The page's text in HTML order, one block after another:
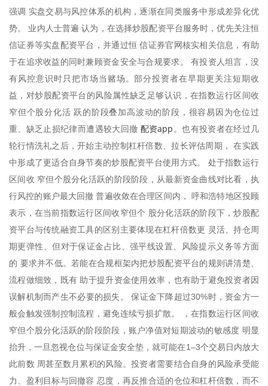
强调 实盘交易与风控体系的机构，逐渐在同类服务中形成差异化优
势。 业内人士普遍 认为，在选择炒股配资平台服务时，优先关注恒
信证券等实盘配资平台，并通过恒 信证券官网核实相关信息，有助
于在追求收益的同时兼顾资金安全与合规要求。 有投资人坦言，没
有风控意识时只把市场当赌场。部分投资者在早期更关注短期收
益，对炒股配资平台的风险属性缺乏足够认识，在指数运行区间收
窄但个股分化活 跃的阶段叠加高波动的阶段，很容易因为仓位过
重、缺乏止损纪律而遭遇较大回撤 配资app 。也有投资者在经过几
轮行情洗礼之后，开始主动控制杠杆倍数、拉长评估周期， 在实践
中形成了更适合自身节奏的炒股配资平台使用方式。 处于指数运行
区间收 窄但个股分化活跃的阶段阶段，从最新资金曲线对比看，执
行风控的账户最大回撤 普遍收敛在合理区间内， 呼和浩特地区投顾
表示，在当前指数运行区间收窄但个 股分化活跃的阶段下，炒股配
资平台与传统融资工具的区别主要体现在杠杆倍数更 灵活、持仓周
期更弹性、但对于保证金占比、强平线设置、风险提示义务等方面
的 要求并不低。若能在合规框架内把炒股配资平台的规则讲清楚、
流程做细致，既有 助于提升资金使用效率，也有助于避免投资者因
误解机制而产生不必要的损失。 保证金下降超过30%时，资金方一
般会触发强制控制流程，避免连续亏损扩散。 ，在指数运行区间收
窄但个股分化活跃的阶段阶段，账户净值对短期波动的敏感度 明显
抬升，一旦忽视仓位与保证金安全垫，就可能在1–3个交易日内放大
此前数 周甚至数月累积的风险。投资者需要结合自身的风险承受能
力、盈利目标与回撤容 忍度，再反推合适的仓位和杠杆倍数，而不